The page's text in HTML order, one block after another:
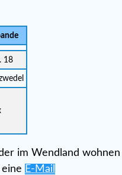
18
im Wendland wohnen
E-Mail